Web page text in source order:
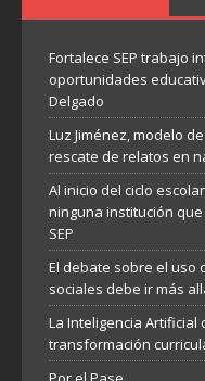
Fortalece SEP trabajo
oportunidades
Delgado
Luz Jiménez, modelo
rescate de relatos en
Al inicio del ciclo
ninguna institución
SEP
El debate sobre el uso
sociales debe ir más
La Inteligencia Artificial
transformación